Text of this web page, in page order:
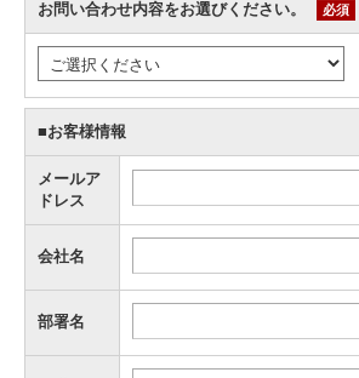
お問い合わせ内容をお選びください。 必須
■お客様情報
メールア
ドレス
会社名
部署名